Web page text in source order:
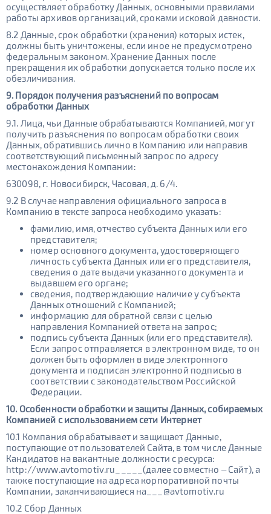
осуществляет обработку Данных, основными правилами
работы архивов организаций, сроками исковой давности.
8.2 Данные, срок обработки (хранения) которых истек,
должны быть уничтожены, если иное не предусмотрено
федеральным законом. Хранение Данных после
прекращения их обработки допускается только после их
обезличивания.
9. Порядок получения разъяснений по вопросам
обработки Данных
9.1. Лица, чьи Данные обрабатываются Компанией, могут
получить разъяснения по вопросам обработки своих
Данных, обратившись лично в Компанию или направив
соответствующий письменный запрос по адресу
местонахождения Компании:
630098, г. Новосибирск, Часовая, д. 6/4.
9.2 В случае направления официального запроса в
Компанию в тексте запроса необходимо указать:
фамилию, имя, отчество субъекта Данных или его
представителя;
номер основного документа, удостоверяющего
личность субъекта Данных или его представителя,
сведения о дате выдачи указанного документа и
выдавшем его органе;
сведения, подтверждающие наличие у субъекта
Данных отношений с Компанией;
информацию для обратной связи с целью
направления Компанией ответа на запрос;
подпись субъекта Данных (или его представителя).
Если запрос отправляется в электронном виде, то он
должен быть оформлен в виде электронного
документа и подписан электронной подписью в
соответствии с законодательством Российской
Федерации.
10. Особенности обработки и защиты Данных, собираемых
Компанией с использованием сети Интернет
10.1 Компания обрабатывает и защищает Данные,
поступающие от пользователей Cайта, в том числе Данные
Кандидатов на вакантные должности с ресурса:
http://www.avtomotiv.ru_____(далее совместно – Cайт), а
также поступающие на адреса корпоративной почты
Компании, заканчивающиеся на___@avtomotiv.ru
10.2 Сбор Данных